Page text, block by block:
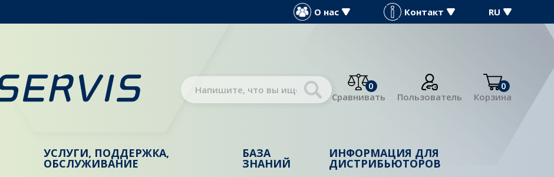
О нас Контакт RU
0
Сравнивать
Пользователь
0
Корзина
УСЛУГИ, ПОДДЕРЖКА,
ОБСЛУЖИВАНИЕ
БАЗА
ЗНАНИЙ
ИНФОРМАЦИЯ ДЛЯ
ДИСТРИБЬЮТОРОВ